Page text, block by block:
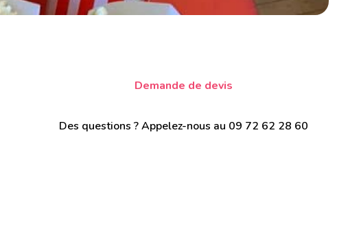
Demande de devis
Des questions ? Appelez-nous au 09 72 62 28 60